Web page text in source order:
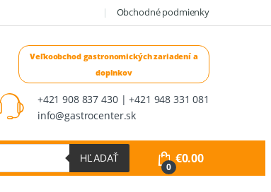
Obchodné podmienky
+421 908 837 430 | +421 948 331 081
info@gastrocenter.sk
HĽADAŤ
0
€0.00